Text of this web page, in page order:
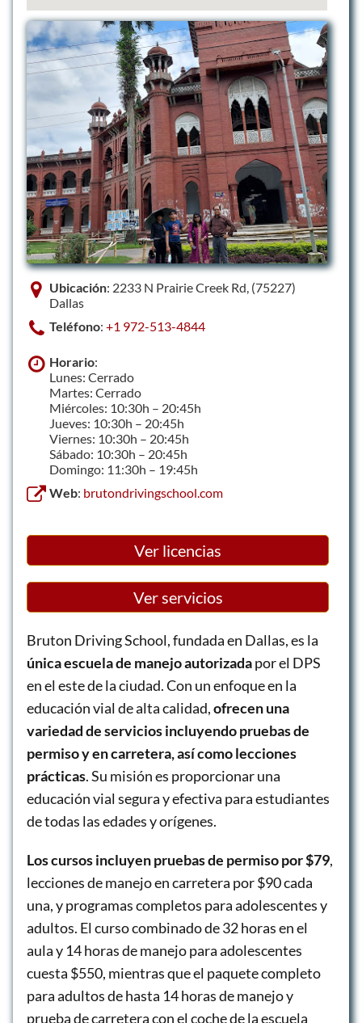
Ubicación: 2233 N Prairie Creek Rd, (75227)
Dallas
Teléfono: +1 972-513-4844
Horario:
Lunes: Cerrado
Martes: Cerrado
Miércoles: 10:30h – 20:45h
Jueves: 10:30h – 20:45h
Viernes: 10:30h – 20:45h
Sábado: 10:30h – 20:45h
Domingo: 11:30h – 19:45h
Web: brutondrivingschool.com
Ver licencias
Ver servicios
Bruton Driving School, fundada en Dallas, es la
única escuela de manejo autorizadapor el DPS
en el este de la ciudad. Con un enfoque en la
educación vial de alta calidad,ofrecen una
variedad de servicios incluyendo pruebas de
permiso y en carretera, así como lecciones
prácticas. Su misión es proporcionar una
educación vial segura y efectiva para estudiantes
de todas las edades y orígenes.
Los cursos incluyen pruebas de permiso por $79,
lecciones de manejo en carretera por $90 cada
una, y programas completos para adolescentes y
adultos. El curso combinado de 32 horas en el
aula y 14 horas de manejo para adolescentes
cuesta $550, mientras que el paquete completo
para adultos de hasta 14 horas de manejo y
prueba de carretera con el coche de la escuela